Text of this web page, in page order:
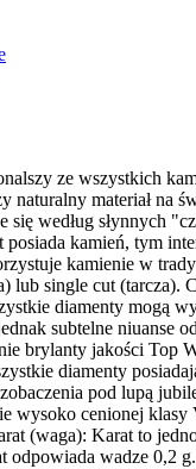
ze wszystkich
naturalny materiał na
się według słynnych
kamień, tym
kamienie w
lub single cut (tarcza).
diamenty mogą
subtelne niuanse
brylanty jakości Top
diamenty
pod lupą
wysoko cenionej klasy
(waga): Karat to
odpowiada wadze 0,2 g.